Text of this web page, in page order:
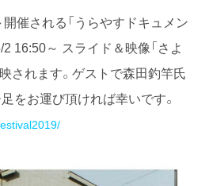
催される「うらやすドキュメン
2 16:50～ スライド＆映像「さよ
されます。ゲストで森田釣竿氏
をお運び頂ければ幸いです。